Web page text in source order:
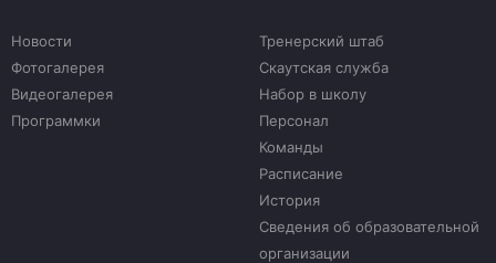
Новости
Фотогалерея
Видеогалерея
Программки
Тренерский штаб
Скаутская служба
Набор в школу
Персонал
Команды
Расписание
История
Сведения об образовательной
организации